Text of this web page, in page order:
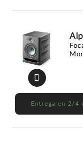
Entrega en 2/4